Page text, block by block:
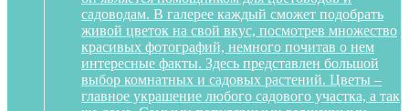
садоводам. В галерее каждый сможет подобрать
живой цветок на свой вкус, посмотрев множество
красивых фотографий, немного почитав о нем
интересные факты. Здесь представлен большой
выбор комнатных и садовых растений. Цветы –
главное украшение любого садового участка, а так